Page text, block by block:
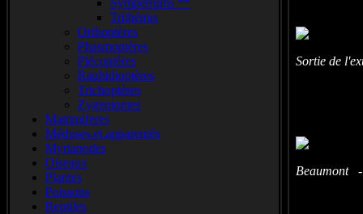
Sympétrums **
Trithémis
Orthoptères
Phasmoptères
Plécoptères
Raphidioptères
Trichoptères
Zygentomes
Mammiferes
Méduses.et.apparentés
Myriapodes
Oiseaux
Plantes
Poissons
Reptiles
Sortie de
Beaumont